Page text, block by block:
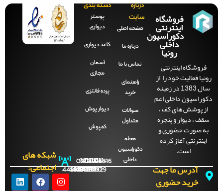
فروشگاه
اینترنتی
دکوراسیون
داخلی
رونیا
فروشگاه اینترنتی
فعالیت خود را از
سال 1383 در زمینه
داخلی اعم
پوشش های کف ،
، دیوار و پنجره
صورت حضوری و
اینترنتی آغاز کرده
درباره
سایت
صفحه‌ اصلی
درباره ما
تماس با ما
راهنمای
سوالات
متداول
دکوراسیون
دسته بندی
کاغذ دیواری
آسمان
پرده فانتزی
دیوار پوش
کفپوش
آدرس ما جهت
خرید حضوری
09121996816
021-
44288929
021-
44288700
021-
44288701
021-
44288702
شبکه های
اجتماعی: